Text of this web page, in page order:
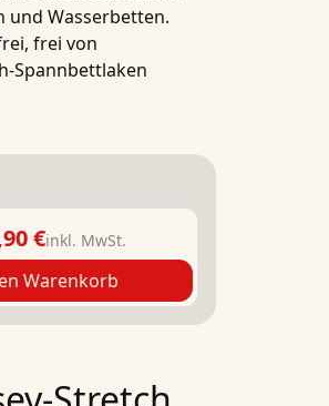
und Wasserbetten.
frei von
Spannbettlaken
€inkl. MwSt.
Warenkorb